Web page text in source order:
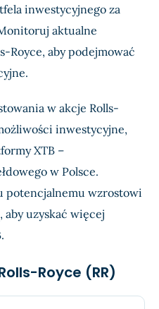
inwestycyjnego za
aktualne
Royce, aby podejmować
w akcje Rolls-
inwestycyjne,
XTB –
w Polsce.
potencjalnemu wzrostowi
, aby uzyskać więcej
Royce (RR)